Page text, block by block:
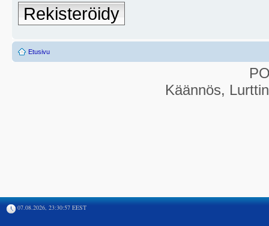
Rekisteröidy
Etusivu
Käännös,
07.08.2026, 23:30:57 EEST